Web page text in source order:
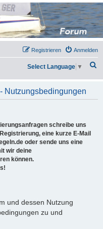
Anmelden
Registrieren
h
Select Language ▼
Nutzungsbedingungen
schreibe uns
eine kurze E-Mail
oder sende uns eine
wir deine
können.
und dessen Nutzung
zu und